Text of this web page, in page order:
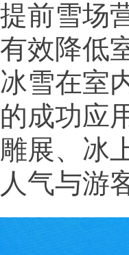
提前雪场
有效降低
冰雪在室
的成功应
雕展、冰
人气与游